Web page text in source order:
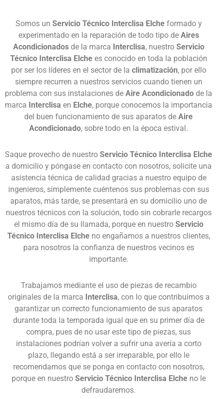
Somos un Servicio Técnico Interclisa Elcheformado y
experimentado en la reparación de todo tipo de Aires
Acondicionadosde la marca Interclisa, nuestro Servicio
Técnico Interclisa Elchees conocido en toda la población
por ser los líderes en el sector de la climatización, por ello
siempre recurren a nuestros servicios cuando tienen un
problema con sus instalaciones de Aire Acondicionado de la
marca Interclisa en Elche, porque conocemos la importancia
del buen funcionamiento de sus aparatos de Aire
Acondicionado, sobre todo en la época estival.
Saque provecho de nuestro Servicio Técnico Interclisa Elche
a domicilio y póngase en contacto con nosotros, solicite una
asistencia técnica de calidad gracias a nuestro equipo de
ingenieros, simplemente cuéntenos sus problemas con sus
aparatos, más tarde, se presentará en su domicilio uno de
nuestros técnicos con la solución, todo sin cobrarle recargos
el mismo día de su llamada, porque en nuestro Servicio
Técnico Interclisa Elcheno engañamos a nuestros clientes,
para nosotros la confianza de nuestros vecinos es
importante.
Trabajamos mediante el uso de piezas de recambio
originales de la marca Interclisa, con lo que contribuimos a
garantizar un correcto funcionamiento de sus aparatos
durante toda la temporada igual que en su primer día de
compra, pues de no usar este tipo de piezas, sus
instalaciones podrían volver a sufrir una avería a corto
plazo, llegando está a ser irreparable, por ello le
recomendamos que se ponga en contacto con nosotros,
porque en nuestro Servicio Técnico Interclisa Elcheno le
defraudaremos.